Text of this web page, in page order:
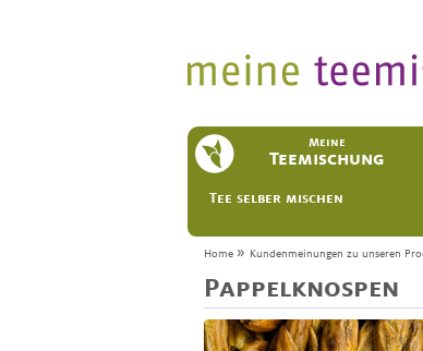
Meine
Teemischung
Tee selber mischen
Home » Kundenmeinungen zu unseren
Pappelknospen